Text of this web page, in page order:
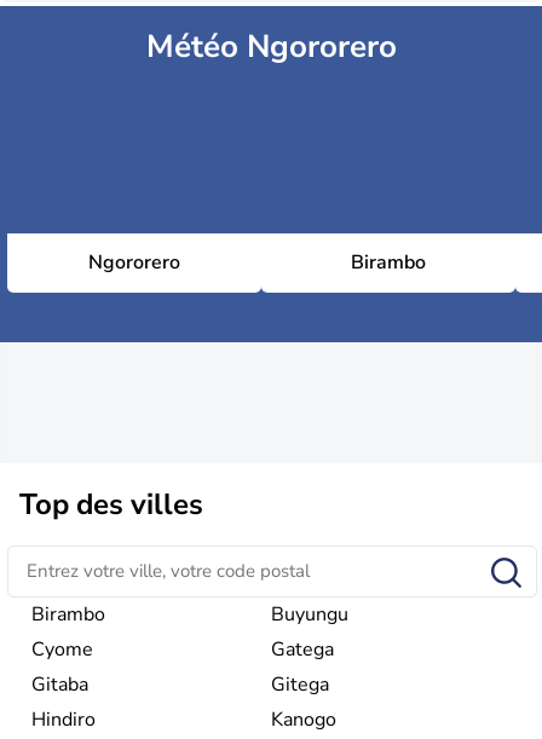
Météo Ngororero
Ngororero Birambo
Top des villes
Birambo
Buyungu
Cyome
Gatega
Gitaba
Gitega
Hindiro
Kanogo